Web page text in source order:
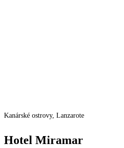
Kanárské ostrovy, Lanzarote
Hotel Miramar